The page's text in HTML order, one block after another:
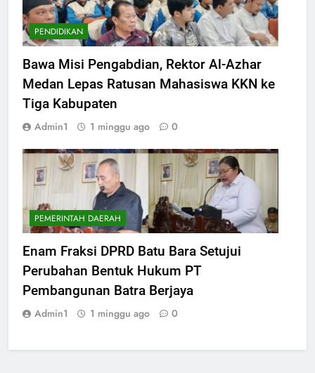
PENDIDIKAN
Bawa Misi Pengabdian, Rektor Al-Azhar
Medan Lepas Ratusan Mahasiswa KKN ke
Tiga Kabupaten
Admin1 1 minggu ago 0
PEMERINTAH DAERAH
Enam Fraksi DPRD Batu Bara Setujui
Perubahan Bentuk Hukum PT
Pembangunan Batra Berjaya
Admin1 1 minggu ago 0